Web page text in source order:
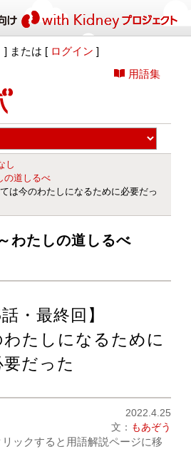
] または [ ログイン ]
用語集
し
の道しるべ
は今のわたしになるために必要だっ
わたしの道しるべ
話・最終回】
たしになるために
要だった
2022.4.25
文： もあぞう
ックすると用語解説ページに移